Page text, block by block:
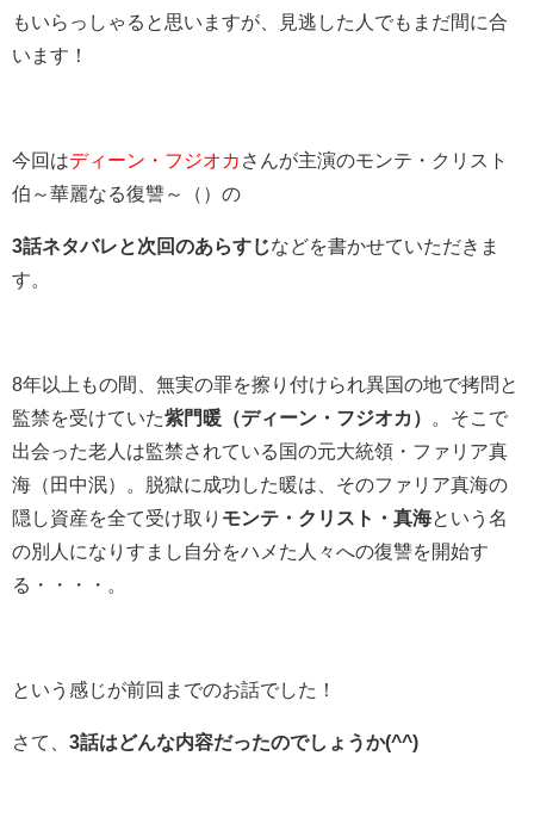
もいらっしゃると思いますが、見逃した人でもまだ間に合
います！
今回はディーン・フジオカ さんが主演のモンテ・クリスト
伯～華麗なる復讐～（）の
3話ネタバレと次回のあらすじなどを書かせていただきま
す。
8年以上もの間、無実の罪を擦り付けられ異国の地で拷問と
監禁を受けていた紫門暖（ディーン・フジオカ）
。そこで
出会った老人は監禁されている国の元大統領・ファリア真
海（田中泯）。脱獄に成功した暖は、そのファリア真海の
隠し資産を全て受け取り モンテ・クリスト・真海という名
の別人になりすまし自分をハメた人々への復讐を開始す
る・・・・。
という感じが前回までのお話でした！
さて、 3話はどんな内容だったのでしょうか(^^)